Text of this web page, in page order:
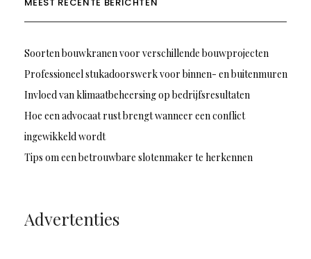
Soorten bouwkranen voor verschillende bouwprojecten
Professioneel stukadoorswerk voor binnen- en buitenmuren
Invloed van klimaatbeheersing op bedrijfsresultaten
Hoe een advocaat rust brengt wanneer een conflict
ingewikkeld wordt
Tips om een betrouwbare slotenmaker te herkennen
Advertenties